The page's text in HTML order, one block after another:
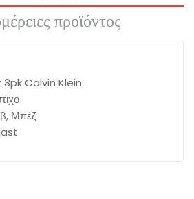
προϊόντος
Calvin Klein
Μπέζ